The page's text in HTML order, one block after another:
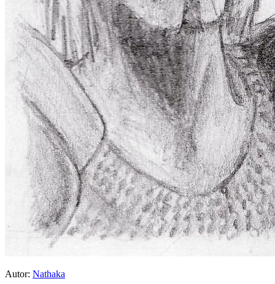
Autor: Nathaka